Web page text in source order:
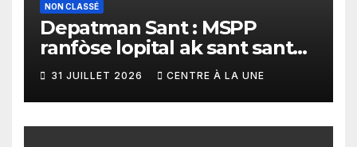
NON CLASSÉ
Depatman Sant : MSPP
ranfòse lopital ak sant sante
yo ak yon enpòtan kagezon
materyèl medikal
31 JUILLET 2026 CENTRE À LA UNE